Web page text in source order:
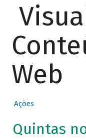
Web
Ações
Quintas